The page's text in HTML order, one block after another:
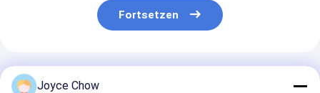
Fortsetzen
Empfohlene Produkte
Joyce Chow